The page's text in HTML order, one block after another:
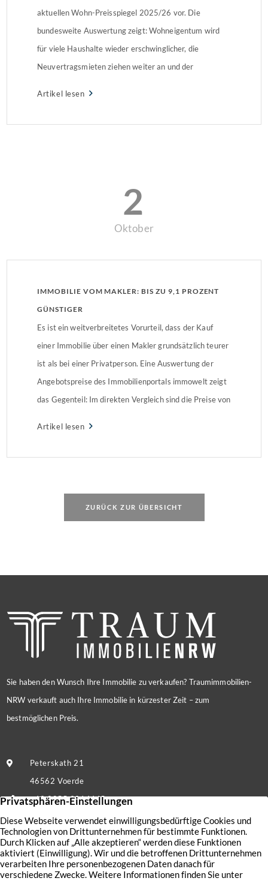
aktuellen Wohn-Preisspiegel 2025/26 vor. Die
bundesweite Auswertung zeigt: Wohneigentum wird
für viele Haushalte wieder erschwinglicher, die
Neuvertragsmieten ziehen weiter an und der
Artikel lesen
2
Oktober
IMMOBILIE VOM MAKLER: BIS ZU 9,1 PROZENT
GÜNSTIGER
Es ist ein weitverbreitetes Vorurteil, dass der Kauf
einer Immobilie über einen Makler grundsätzlich teurer
ist als bei einer Privatperson. Eine Auswertung der
Angebotspreise des Immobilienportals immowelt zeigt
das Gegenteil: Im direkten Vergleich sind die Preise von
Artikel lesen
ZURÜCK ZUR ÜBERSICHT
Sie haben den Wunsch Ihre Immobilie zu verkaufen? Traumimmobilien-
NRW verkauft auch Ihre Immobilie in kürzester Zeit – zum
bestmöglichen Preis.
Peterskath 21
46562 Voerde
+49 2855 9214445
Nachricht senden
Kontakt
Nutzungsbedingungen